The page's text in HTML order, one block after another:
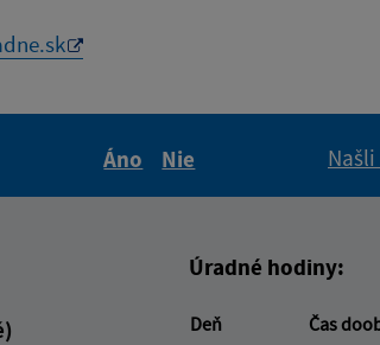
Áno
Nie
Úradné hodiny:
Deň Čas